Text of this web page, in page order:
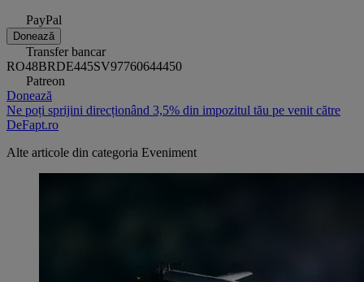
PayPal
Donează
Transfer bancar
RO48BRDE445SV97760644450
Patreon
Donează
Ne poți sprijini direcționând 3,5% din impozitul tău pe venit către
DeFapt.ro
Alte articole din categoria Eveniment